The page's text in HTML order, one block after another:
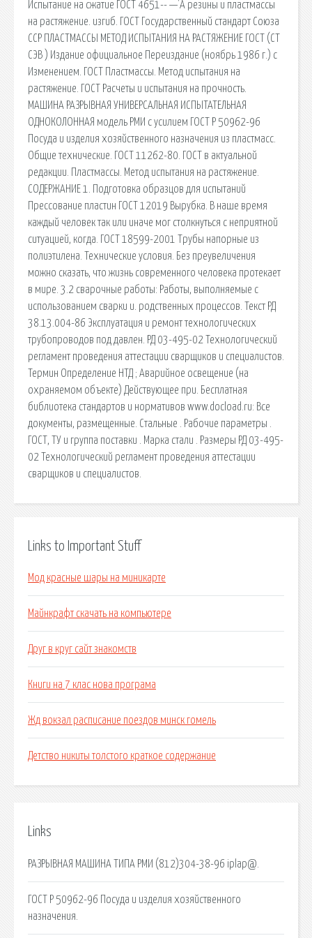
Испытание на сжатие ГОСТ 4651-- —'А резины и пластмассы
на растяжение. изгиб. ГОСТ Государственный стандарт Союза
ССР ПЛАСТМАССЫ МЕТОД ИСПЫТАНИЯ НА РАСТЯЖЕНИЕ ГОСТ (СТ
СЭВ ) Издание официальное Переиздание (ноябрь 1986 г.) с
Изменением. ГОСТ Пластмассы. Метод испытания на
растяжение. ГОСТ Расчеты и испытания на прочность.
МАШИНА РАЗРЫВНАЯ УНИВЕРСАЛЬНАЯ ИСПЫТАТЕЛЬНАЯ
ОДНОКОЛОННАЯ модель РМИ с усилием ГОСТ Р 50962-96
Посуда и изделия хозяйственного назначения из пластмасс.
Общие технические. ГОСТ 11262-80. ГОСТ в актуальной
редакции. Пластмассы. Метод испытания на растяжение.
СОДЕРЖАНИЕ 1. Подготовка образцов для испытаний
Прессование пластин ГОСТ 12019 Вырубка. В наше время
каждый человек так или иначе мог столкнуться с неприятной
ситуацией, когда. ГОСТ 18599-2001 Трубы напорные из
полиэтилена. Технические условия. Без преувеличения
можно сказать, что жизнь современного человека протекает
в мире. 3.2 сварочные работы: Работы, выполняемые с
использованием сварки и. родственных процессов. Текст РД
38.13.004-86 Эксплуатация и ремонт технологических
трубопроводов под давлен. РД 03-495-02 Технологический
регламент проведения аттестации сварщиков и специалистов.
Термин Определение НТД ; Аварийное освещение (на
охраняемом объекте) Действующее при. Бесплатная
библиотека стандартов и нормативов www.docload.ru: Все
документы, размещенные. Стальные . Рабочие параметры .
ГОСТ, ТУ и группа поставки . Марка стали . Размеры РД 03-495-
02 Технологический регламент проведения аттестации
сварщиков и специалистов.
Links to Important Stuff
Мод красные шары на миникарте
Майнкрафт скачать на компьютере
Друг в круг сайт знакомств
Книги на 7 клас нова програма
Жд вокзал расписание поездов минск гомель
Детство никиты толстого краткое содержание
Links
РАЗРЫВНАЯ МАШИНА ТИПА РМИ (812)304-38-96 iplap@.
ГОСТ Р 50962-96 Посуда и изделия хозяйственного
назначения.